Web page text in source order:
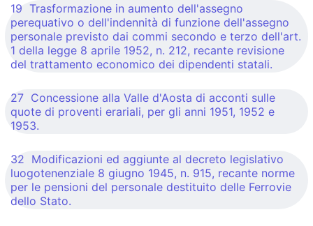
19 Trasformazione in aumento dell'assegno
perequativo o dell'indennità di funzione dell'assegno
personale previsto dai commi secondo e terzo dell'art.
1 della legge 8 aprile 1952, n. 212, recante revisione
del trattamento economico dei dipendenti statali.
27 Concessione alla Valle d'Aosta di acconti sulle
quote di proventi erariali, per gli anni 1951, 1952 e
1953.
32 Modificazioni ed aggiunte al decreto legislativo
luogotenenziale 8 giugno 1945, n. 915, recante norme
per le pensioni del personale destituito delle Ferrovie
dello Stato.